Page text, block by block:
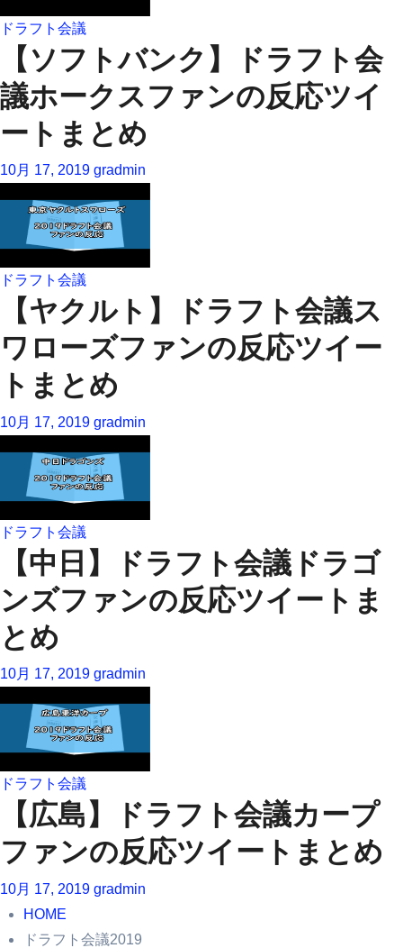
ドラフト会議
【ソフトバンク】ドラフト会
議ホークスファンの反応ツイ
ートまとめ
10月 17, 2019 gradmin
ドラフト会議
【ヤクルト】ドラフト会議ス
ワローズファンの反応ツイー
トまとめ
10月 17, 2019 gradmin
ドラフト会議
【中日】ドラフト会議ドラゴ
ンズファンの反応ツイートま
とめ
10月 17, 2019 gradmin
ドラフト会議
【広島】ドラフト会議カープ
ファンの反応ツイートまとめ
10月 17, 2019 gradmin
HOME
ドラフト会議2019